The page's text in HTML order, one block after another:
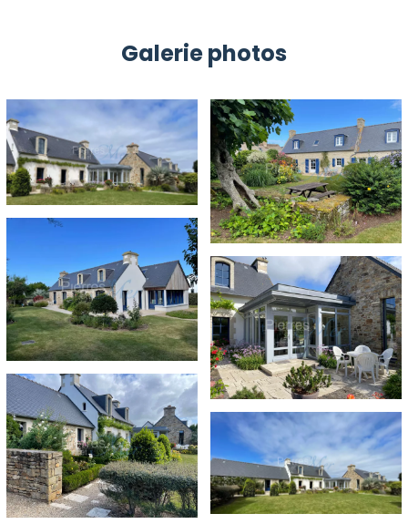
Galerie photos